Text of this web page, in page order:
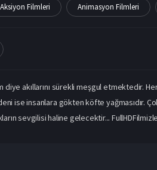
Aksiyon Filmleri Animasyon Filmleri
akıllarını sürekli meşgul etmektedir.
ise insanlara gökten köfte yağmasıdır.
sevgilisi haline gelecektir...